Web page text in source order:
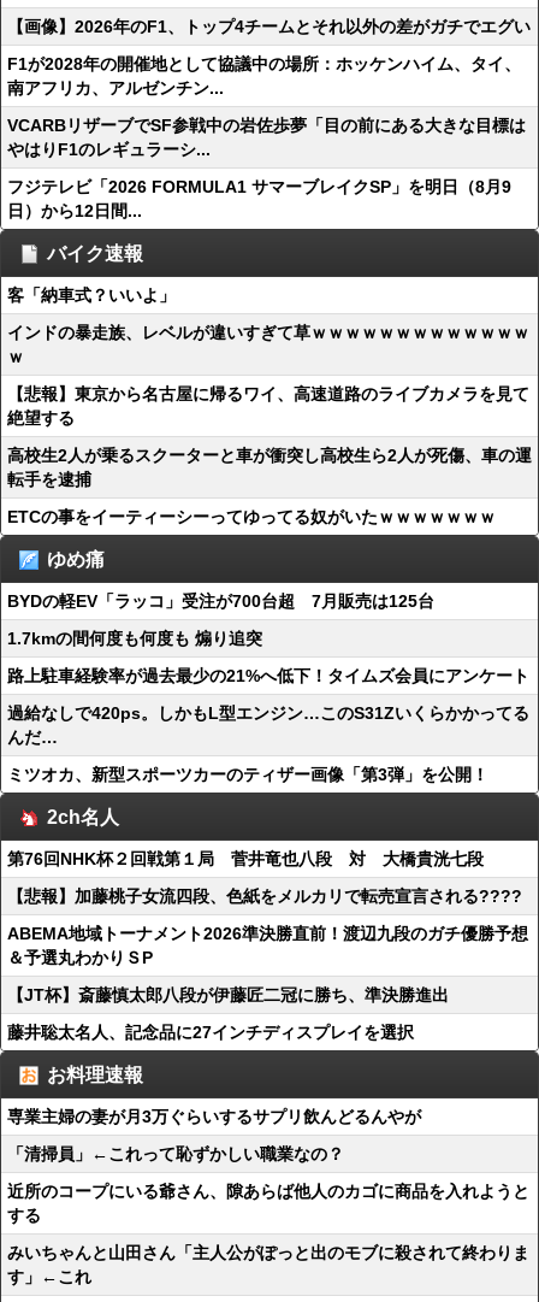
【画像】2026年のF1、トップ4チームとそれ以外の差がガチでエグい
F1が2028年の開催地として協議中の場所：ホッケンハイム、タイ、
南アフリカ、アルゼンチン...
VCARBリザーブでSF参戦中の岩佐歩夢「目の前にある大きな目標は
やはりF1のレギュラーシ...
フジテレビ「2026 FORMULA1 サマーブレイクSP」を明日（8月9
日）から12日間...
バイク速報
客「納車式？いいよ」
インドの暴走族、レベルが違いすぎて草ｗｗｗｗｗｗｗｗｗｗｗｗｗ
ｗ
【悲報】東京から名古屋に帰るワイ、高速道路のライブカメラを見て
絶望する
高校生2人が乗るスクーターと車が衝突し高校生ら2人が死傷、車の運
転手を逮捕
ETCの事をイーティーシーってゆってる奴がいたｗｗｗｗｗｗｗ
ゆめ痛
BYDの軽EV「ラッコ」受注が700台超 7月販売は125台
1.7kmの間何度も何度も 煽り追突
路上駐車経験率が過去最少の21%へ低下！タイムズ会員にアンケート
過給なしで420ps。しかもL型エンジン…このS31Zいくらかかってる
んだ…
ミツオカ、新型スポーツカーのティザー画像「第3弾」を公開！
2ch名人
第76回NHK杯２回戦第１局 菅井竜也八段 対 大橋貴洸七段
【悲報】加藤桃子女流四段、色紙をメルカリで転売宣言される????
ABEMA地域トーナメント2026準決勝直前！渡辺九段のガチ優勝予想
＆予選丸わかりＳP
【JT杯】斎藤慎太郎八段が伊藤匠二冠に勝ち、準決勝進出
藤井聡太名人、記念品に27インチディスプレイを選択
お料理速報
専業主婦の妻が月3万ぐらいするサプリ飲んどるんやが
「清掃員」←これって恥ずかしい職業なの？
近所のコープにいる爺さん、隙あらば他人のカゴに商品を入れようと
する
みいちゃんと山田さん「主人公がぽっと出のモブに殺されて終わりま
す」←これ